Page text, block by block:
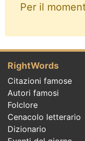
Per il
RightWords
Citazioni famose
Autori famosi
Folclore
Cenacolo letterario
Dizionario